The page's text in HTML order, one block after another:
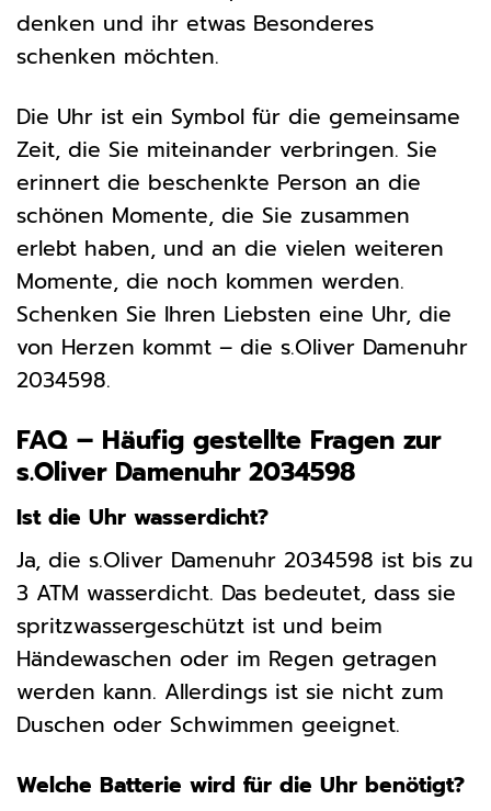
denken und ihr etwas Besonderes
schenken möchten.
Die Uhr ist ein Symbol für die gemeinsame
Zeit, die Sie miteinander verbringen. Sie
erinnert die beschenkte Person an die
schönen Momente, die Sie zusammen
erlebt haben, und an die vielen weiteren
Momente, die noch kommen werden.
Schenken Sie Ihren Liebsten eine Uhr, die
von Herzen kommt – die s.Oliver Damenuhr
2034598.
FAQ – Häufig gestellte Fragen zur
s.Oliver Damenuhr 2034598
Ist die Uhr wasserdicht?
Ja, die s.Oliver Damenuhr 2034598 ist bis zu
3 ATM wasserdicht. Das bedeutet, dass sie
spritzwassergeschützt ist und beim
Händewaschen oder im Regen getragen
werden kann. Allerdings ist sie nicht zum
Duschen oder Schwimmen geeignet.
Welche Batterie wird für die Uhr benötigt?